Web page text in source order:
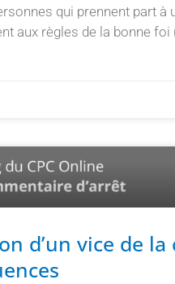
qui prennent part
aux règles de la bonne foi
d’un vice de